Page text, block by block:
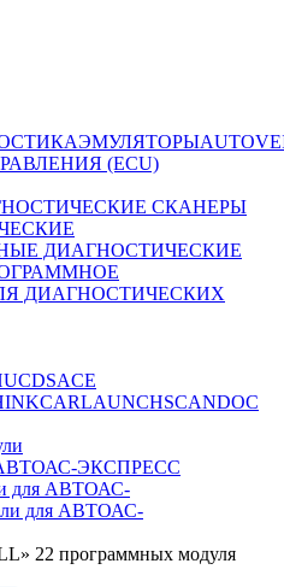
ЭМУЛЯТОРЫ
(ECU)
СКАНЕРЫ
ДИАГНОСТИЧЕСКИЕ
ДИАГНОСТИЧЕСКИХ
UCDSACE
LAUNCHSCANDOC
АВТОАС-ЭКСПРЕСС
для АВТОАС-
для АВТОАС-
22 программных модуля